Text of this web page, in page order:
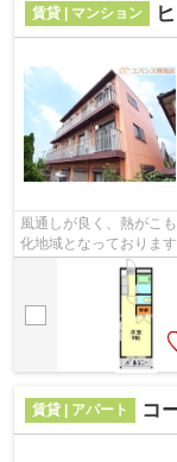
賃貸 | マンション
風通しが良く、熱がこ
化地域となっておりま
物件です。新着情報：
賃貸 | アパート コ